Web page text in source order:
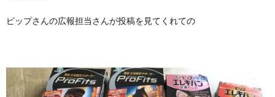
ピップさんの広報担当さんが投稿を見てくれての